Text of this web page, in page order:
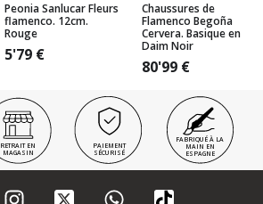
Peonia Sanlucar Fleurs
flamenco. 12cm.
Rouge
5'79 €
Chaussures de
Flamenco Begoña
Cervera. Basique en
Daim Noir
80'99 €
RETRAIT EN
MAGASIN
PAIEMENT
SÉCURISÉ
FABRIQUÉ À LA
MAIN EN
ESPAGNE